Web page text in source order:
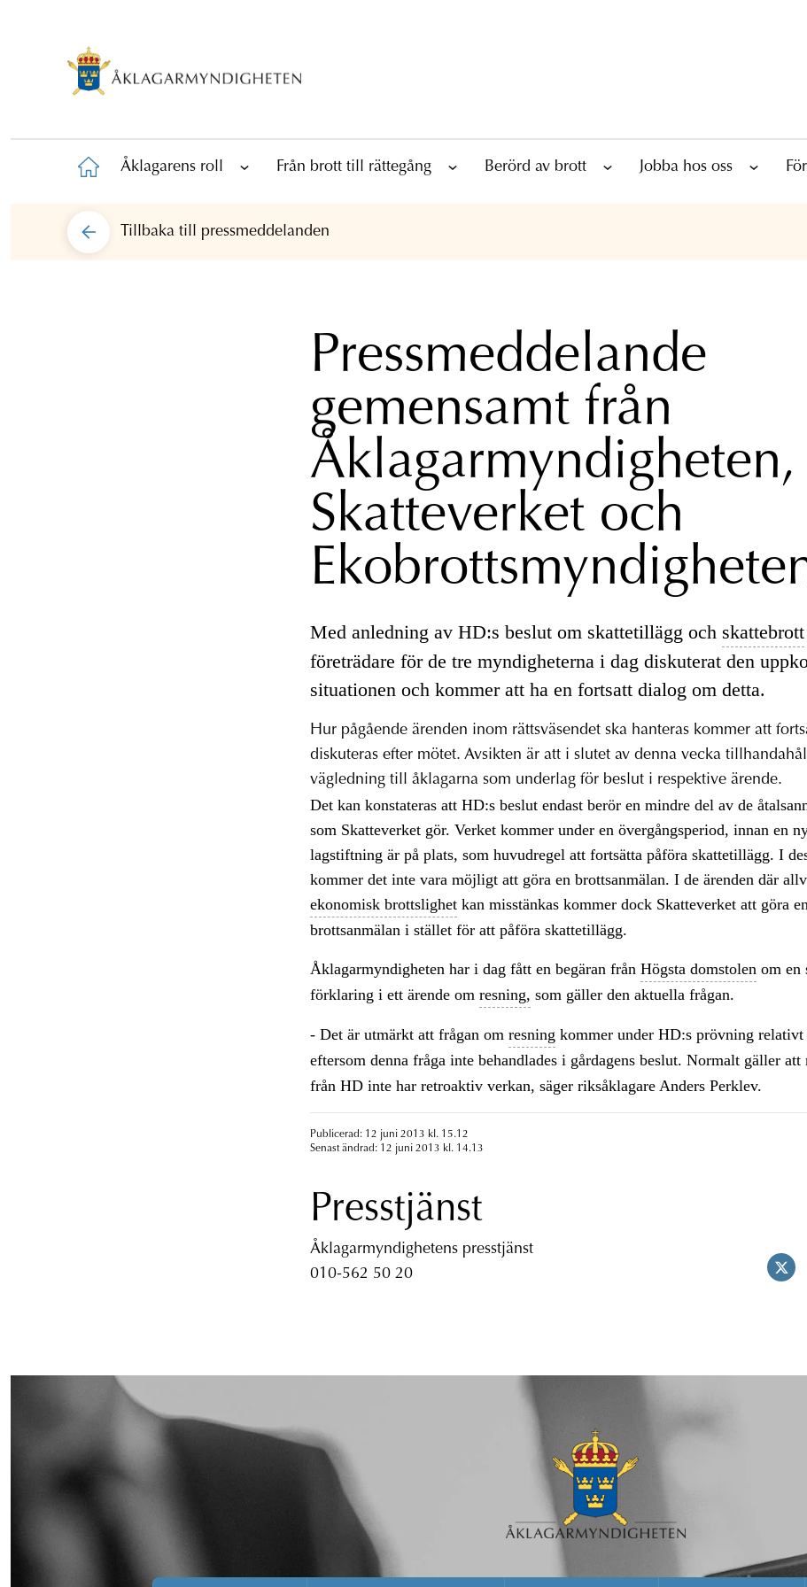
Åklagarens roll Från brott till rättegång Berörd av brott Jobba hos oss
Tillbaka till pressmeddelanden
Pressmeddelande
gemensamt från
Åklagarmyndigheten,
Skatteverket och
Med anledning av HD:s beslut om skattetillägg och skattebrott
företrädare för de tre myndigheterna i dag diskuterat den
situationen och kommer att ha en fortsatt dialog om detta.
Hur pågående ärenden inom rättsväsendet ska hanteras kommer att
diskuteras efter mötet. Avsikten är att i slutet av denna vecka
vägledning till åklagarna som underlag för beslut i respektive ärende.
Det kan konstateras att HD:s beslut endast berör en mindre del av de
som Skatteverket gör. Verket kommer under en övergångsperiod, innan en
lagstiftning är på plats, som huvudregel att fortsätta påföra skattetillägg. I
kommer det inte vara möjligt att göra en brottsanmälan. I de ärenden där
ekonomisk brottslighetkan misstänkas kommer dock Skatteverket att göra en
brottsanmälan i stället för att påföra skattetillägg.
Åklagarmyndigheten har i dag fått en begäran från Högsta domstolen om en
förklaring i ett ärende om resning, som gäller den aktuella frågan.
- Det är utmärkt att frågan om resning kommer under HD:s prövning relativt
eftersom denna fråga inte behandlades i gårdagens beslut. Normalt gäller att
från HD inte har retroaktiv verkan, säger riksåklagare Anders Perklev.
Publicerad: 12 juni 2013 kl. 15.12
Senast ändrad: 12 juni 2013 kl. 14.13
Presstjänst
Åklagarmyndighetens presstjänst
010-562 50 20